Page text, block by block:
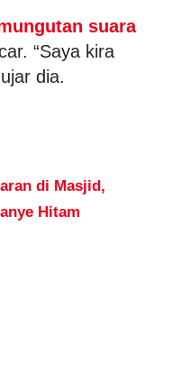
suara
“Saya kira
dia.
di Masjid,
Hitam